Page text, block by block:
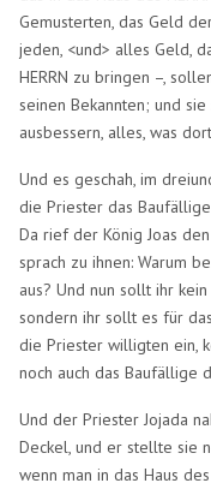
Gemusterten, das Geld
jeden, <und> alles Geld,
HERRN zu bringen –,
seinen Bekannten; und
ausbessern, alles, was
Und es geschah, im
die Priester das
Da rief der König Joas
sprach zu ihnen: Warum
aus? Und nun sollt ihr
sondern ihr sollt es für
die Priester willigten ein,
noch auch das Baufällige
Und der Priester Jojada
Deckel, und er stellte sie
wenn man in das Haus